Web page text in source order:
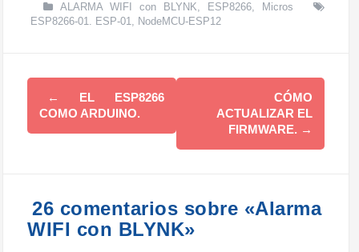
ALARMA WIFI con BLYNK, ESP8266,
Micros
ESP8266-01. ESP-01, NodeMCU-ESP12
N
a
g
a
←
EL ESP8266
COMO ARDUINO.
CÓMO
ACTUALIZAR EL
FIRMWARE. →
26 comentarios sobre «Alarma
WIFI con BLYNK»